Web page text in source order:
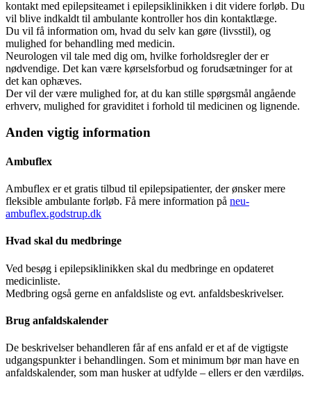
kontakt med epilepsiteamet i epilepsiklinikken i dit videre forløb. Du
vil blive indkaldt til ambulante kontroller hos din kontaktlæge.
Du vil få information om, hvad du selv kan gøre (livsstil), og
mulighed for behandling med medicin.
Neurologen vil tale med dig om, hvilke forholdsregler der er
nødvendige. Det kan være kørselsforbud og forudsætninger for at
det kan ophæves.
Der vil der være mulighed for, at du kan stille spørgsmål angående
erhverv, mulighed for graviditet i forhold til medicinen og lignende.
Anden vigtig information
Ambuflex
Ambuflex er et gratis tilbud til epilepsipatienter, der ønsker mere
fleksible ambulante forløb. Få mere information på neu-
ambuflex.godstrup.dk
Hvad skal du medbringe
Ved besøg i epilepsiklinikken skal du medbringe en opdateret
medicinliste.
Medbring også gerne en anfaldsliste og evt. anfaldsbeskrivelser.
Brug anfaldskalender
De beskrivelser behandleren får af ens anfald er et af de vigtigste
udgangspunkter i behandlingen. Som et minimum bør man have en
anfaldskalender, som man husker at udfylde – ellers er den værdiløs.